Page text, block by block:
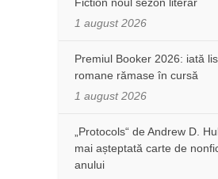
Fiction noul sezon literar
1 august 2026
Premiul Booker 2026: iată
romane rămase în cursă
1 august 2026
„Protocols“ de Andrew D.
mai așteptată carte de
anului